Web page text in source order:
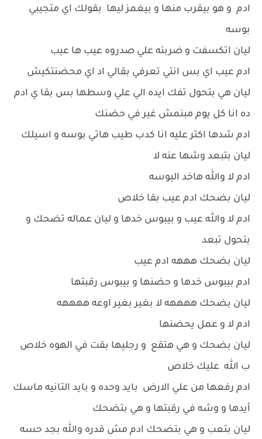
ادم و هو بيقرب منها و بيغمز ليها بقولك اي متجيبي
بوسه
ليان اتكسفت و ضربته علي صدروه عيب ها عيب
ادم عيب اي بس انتي تعرفي بقالي اد اي محضنتكيش
ليان هي بتحول تفك ايده الي علي وسطها بس بقا ي ادم
ده انا كل يوم مبنمش غير في حضنك
ادم شدها اكتر عليه انا كدب طيب هاتي بوسه و اسيلك
ليان بتبعد وشها عنه لا
ادم لا والله هاخد البوسه
ليان بضحك ادم عيب بقا خلاص
ادم لا والله عيب و بيبوس خدها و ليان عماله تضحك و
بتحول تبعد
ليان بضحك هههه ادم عيب
ادم بيبوس خدها و حضنها و بيبوس رقبتها
ليان بضحك ههههه لا بغير بغير اوعه ههههه
ادم لا و عمل يحضنها
ليان بضحك و هي هتقع و رجليها بقت في الهوه خلاص
ب الله عليك خلاص
ادم رفعها من علي الارض بايد وحده و بايد التانيه ماسك
أيدها و وشه في رقبتها و هي بتضحك
ليان بتعب و هي بتضحك ادم مش قدره والله بجد حسه